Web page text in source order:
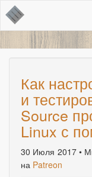
Как
и
Source
Linux с
30 Июля 2017 •
на Patreon